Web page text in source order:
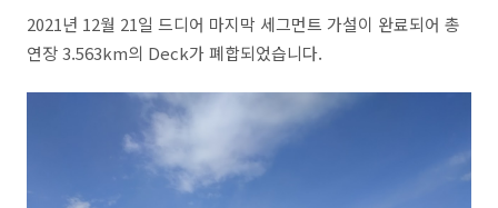
2021년 12월 21일 드디어 마지막 세그먼트 가설이 완료되어 총
연장 3.563km의 Deck가 폐합되었습니다.